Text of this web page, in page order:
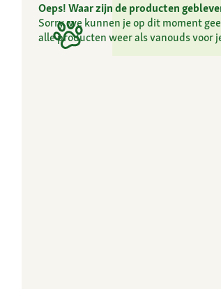
Oeps! Waar zijn de producten
Sorry, we kunnen je op dit moment
alle producten weer als vanouds voor